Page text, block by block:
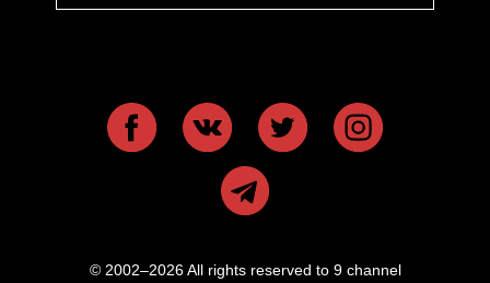
© 2002–2026 All rights reserved to 9 channel